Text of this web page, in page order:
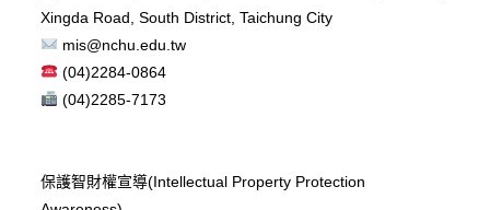
Xingda Road, South District, Taichung City
mis@nchu.edu.tw
(04)2284-0864
(04)2285-7173
保護智財權宣導(Intellectual Property Protection